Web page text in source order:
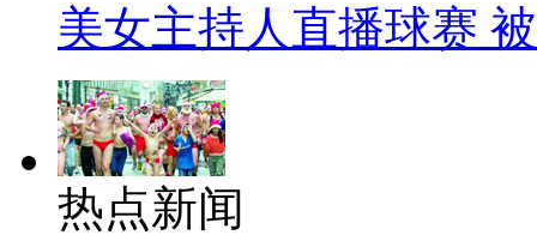
美女主持人直播球赛
热点新闻